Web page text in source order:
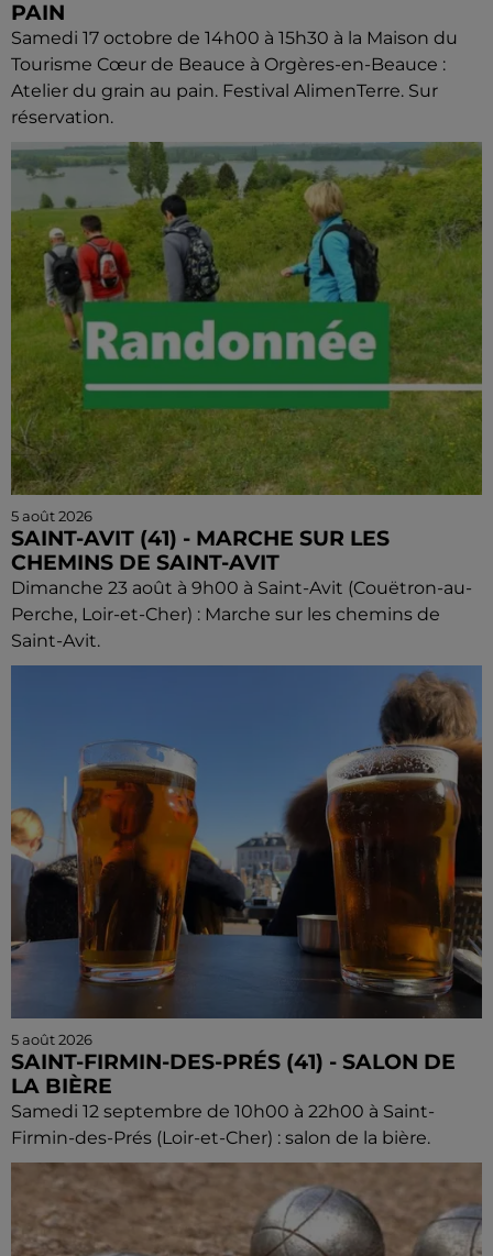
PAIN
Samedi 17 octobre de 14h00 à 15h30 à la Maison du
Tourisme Cœur de Beauce à Orgères-en-Beauce :
Atelier du grain au pain. Festival AlimenTerre. Sur
réservation.
5 août 2026
SAINT-AVIT (41) - MARCHE SUR LES
CHEMINS DE SAINT-AVIT
Dimanche 23 août à 9h00 à Saint-Avit (Couëtron-au-
Perche, Loir-et-Cher) : Marche sur les chemins de
Saint-Avit.
5 août 2026
SAINT-FIRMIN-DES-PRÉS (41) - SALON DE
LA BIÈRE
Samedi 12 septembre de 10h00 à 22h00 à Saint-
Firmin-des-Prés (Loir-et-Cher) : salon de la bière.